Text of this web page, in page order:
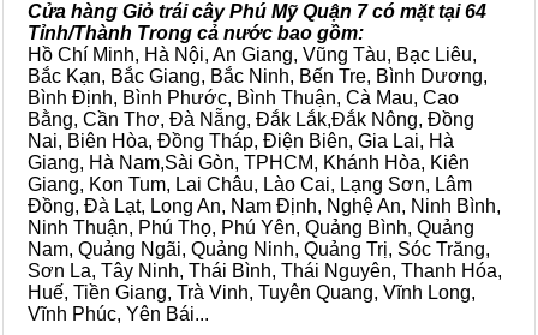
Cửa hàng Giỏ trái cây Phú Mỹ Quận 7 có mặt tại 64
Tỉnh/Thành Trong cả nước bao gồm:
Hồ Chí Minh, Hà Nội, An Giang, Vũng Tàu, Bạc Liêu,
Bắc Kạn, Bắc Giang, Bắc Ninh, Bến Tre, Bình Dương,
Bình Định, Bình Phước, Bình Thuận, Cà Mau, Cao
Bằng, Cần Thơ, Đà Nẵng, Đắk Lắk,Đắk Nông, Đồng
Nai, Biên Hòa, Đồng Tháp, Điện Biên, Gia Lai, Hà
Giang, Hà Nam,Sài Gòn, TPHCM, Khánh Hòa, Kiên
Giang, Kon Tum, Lai Châu, Lào Cai, Lạng Sơn, Lâm
Đồng, Đà Lạt, Long An, Nam Định, Nghệ An, Ninh Bình,
Ninh Thuận, Phú Thọ, Phú Yên, Quảng Bình, Quảng
Nam, Quảng Ngãi, Quảng Ninh, Quảng Trị, Sóc Trăng,
Sơn La, Tây Ninh, Thái Bình, Thái Nguyên, Thanh Hóa,
Huế, Tiền Giang, Trà Vinh, Tuyên Quang, Vĩnh Long,
Vĩnh Phúc, Yên Bái...